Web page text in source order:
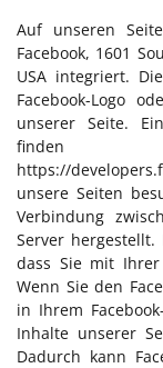
Auf unseren
Facebook, 1601
USA integriert.
Facebook-Logo
unserer Seite.
https://
unsere Seiten
Verbindung
Server
dass Sie mit Ihrer
Wenn Sie den
in Ihrem
Inhalte unserer
Dadurch kann